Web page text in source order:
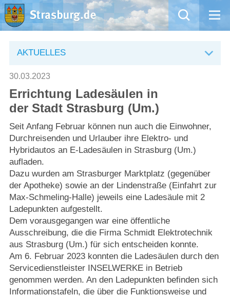
Aktuelles
Rathaus
Natur – Kultur – Tourismus
Wirtschaft
Willkommen in Strasburg (Uckermark)
Strasburger Ehrenamtspreis „SBG“
Welcome to Strasburg (Uckermark)
Ласкаво просимо до Штрасбурга (Уккермарк)
AKTUELLES
30.03.2023
Errichtung Ladesäulen in
der Stadt Strasburg (Um.)
Seit Anfang Februar können nun auch die Einwohner,
Durchreisenden und Urlauber ihre Elektro- und
Hybridautos an E-Ladesäulen in Strasburg (Um.)
aufladen.
Dazu wurden am Strasburger Marktplatz (gegenüber
der Apotheke) sowie an der Lindenstraße (Einfahrt zur
Max-Schmeling-Halle) jeweils eine Ladesäule mit 2
Ladepunkten aufgestellt.
Dem vorausgegangen war eine öffentliche
Ausschreibung, die die Firma Schmidt Elektrotechnik
aus Strasburg (Um.) für sich entscheiden konnte.
Am 6. Februar 2023 konnten die Ladesäulen durch den
Servicedienstleister INSELWERKE in Betrieb
genommen werden. An den Ladepunkten befinden sich
Informationstafeln, die über die Funktionsweise und